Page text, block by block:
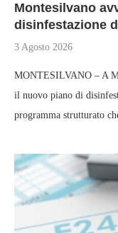
Montesilvano
disinfestazione
3 Agosto 2026
MONTESILVANO – A
il nuovo piano di
programma strutturato